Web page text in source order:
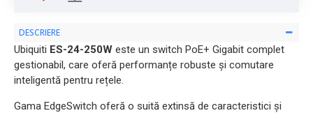
DESCRIERE
Ubiquiti ES-24-250W este un switch PoE+ Gigabit complet
gestionabil, care oferă performanțe robuste și comutare
inteligentă pentru rețele.
Gama EdgeSwitch oferă o suită extinsă de caracteristici și